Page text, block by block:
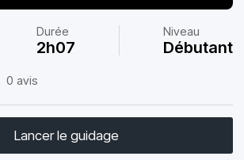
Durée
2h07
Niveau
Débutant
0 avis
Lancer le guidage